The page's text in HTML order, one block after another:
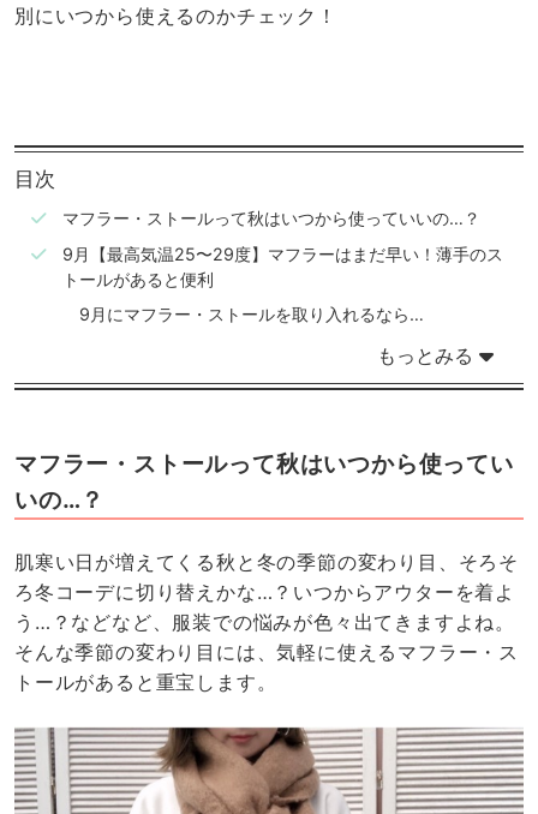
別にいつから使えるのかチェック！
目次
マフラー・ストールって秋はいつから使っていいの…？
9月【最高気温25〜29度】マフラーはまだ早い！薄手のス
トールがあると便利
9月にマフラー・ストールを取り入れるなら…
もっとみる
マフラー・ストールって秋はいつから使ってい
いの…？
肌寒い日が増えてくる秋と冬の季節の変わり目、そろそ
ろ冬コーデに切り替えかな…？いつからアウターを着よ
う…？などなど、服装での悩みが色々出てきますよね。
そんな季節の変わり目には、気軽に使えるマフラー・ス
トールがあると重宝します。